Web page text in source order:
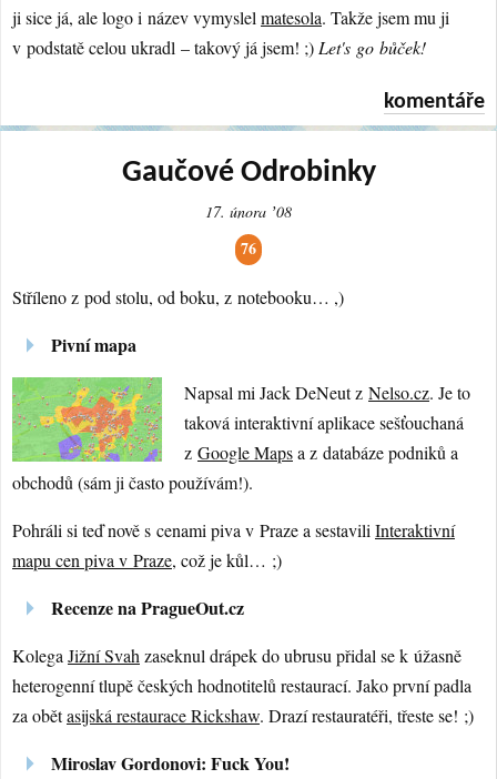
ji sice já, ale logo i název vymyslel matesola. Takže jsem mu ji
v podstatě celou ukradl – takový já jsem! ;) Let's go bůček!
komentáře
Gaučové Odrobinky
17. února ʼ08
76
Stříleno z pod stolu, od boku, z notebooku… ,)
Pivní mapa
Napsal mi Jack DeNeut z Nelso.cz. Je to
taková interaktivní aplikace sešťouchaná
z Google Mapsa z databáze podniků a
obchodů (sám ji často používám!).
Pohráli si teď nově s cenami piva v Praze a sestavili Interaktivní
mapu cen piva v Praze, což je kůl… ;)
Recenze na PragueOut.cz
Kolega Jižní Svah zaseknul drápek do ubrusu přidal se k úžasně
heterogenní tlupě českých hodnotitelů restaurací. Jako první padla
za obětasijská restaurace Rickshaw. Drazí restauratéři, třeste se! ;)
Miroslav Gordonovi: Fuck You!